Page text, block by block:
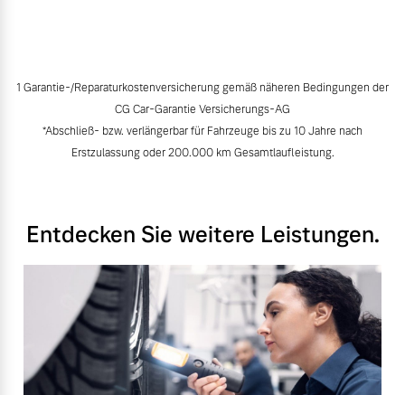
1 Garantie-/Reparaturkostenversicherung gemäß näheren Bedingungen der
CG Car-Garantie Versicherungs-AG
*Abschließ- bzw. verlängerbar für Fahrzeuge bis zu 10 Jahre nach
Erstzulassung oder 200.000 km Gesamtlaufleistung.
Entdecken Sie weitere Leistungen.